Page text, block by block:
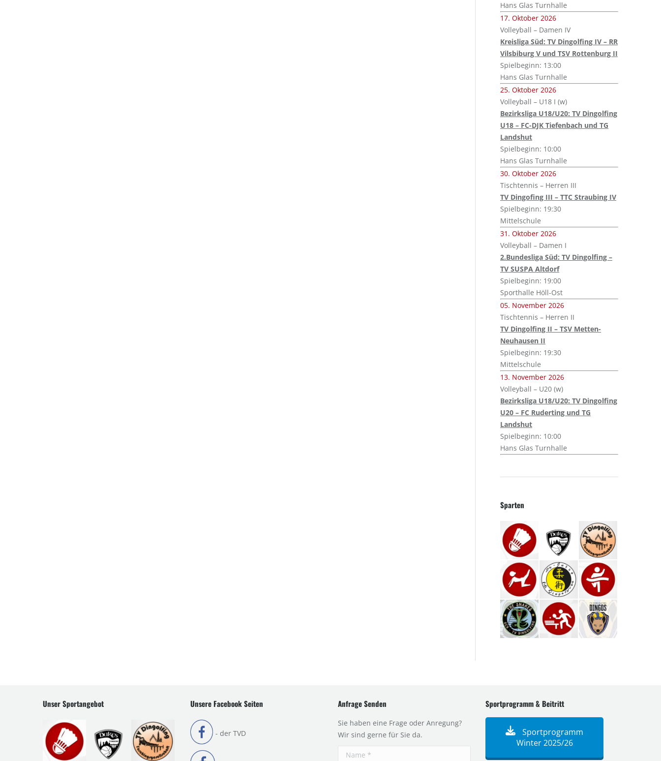
Hans Glas Turnhalle
17. Oktober 2026
Volleyball – Damen IV
Kreisliga Süd: TV Dingolfing IV – RR
Vilsbiburg V und TSV Rottenburg II
Spielbeginn: 13:00
Hans Glas Turnhalle
25. Oktober 2026
Volleyball – U18 I (w)
Bezirksliga U18/U20: TV Dingolfing
U18 – FC-DJK Tiefenbach und TG
Landshut
Spielbeginn: 10:00
Hans Glas Turnhalle
30. Oktober 2026
Tischtennis – Herren III
TV Dingofing III – TTC Straubing IV
Spielbeginn: 19:30
Mittelschule
31. Oktober 2026
Volleyball – Damen I
2.Bundesliga Süd: TV Dingolfing –
TV SUSPA Altdorf
Spielbeginn: 19:00
Sporthalle Höll-Ost
05. November 2026
Tischtennis – Herren II
TV Dingolfing II – TSV Metten-
Neuhausen II
Spielbeginn: 19:30
Mittelschule
13. November 2026
Volleyball – U20 (w)
Bezirksliga U18/U20: TV Dingolfing
U20 – FC Ruderting und TG
Landshut
Spielbeginn: 10:00
Hans Glas Turnhalle
Sparten
Unser Sportangebot Unsere Facebook Seiten
- der TVD
Anfrage Senden
Sie haben eine Frage oder Anregung?
Wir sind gerne für Sie da.
Name *
Sportprogramm & Beitritt
Sportprogramm
Winter 2025/26